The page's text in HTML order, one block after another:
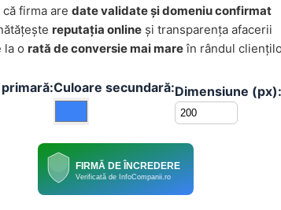
că firma are date validate și domeniu confirmat
reputația online și transparența afacerii
la o rată de conversie mai mareîn rândul
Culoare secundară:Dimensiune (px):
FIRMĂ DE ÎNCREDERE
Verificată de InfoCompanii.ro